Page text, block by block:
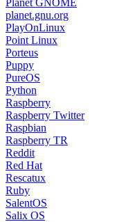
planet.gnu.org
PlayOnLinux
Point Linux
Porteus
Puppy
PureOS
Python
Raspberry
Raspberry Twitter
Raspbian
Raspberry TR
Reddit
Red Hat
Rescatux
Ruby
SalentOS
Salix OS